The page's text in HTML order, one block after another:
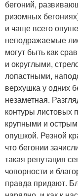
бегоний,
ризомных
и чаще всего
неподражаемые
могут быть как
и округлыми,
лопастными,
верхушка у одних
незаметная.
контуры листовых
крупными и
опушкой. Резной
что бегонии
такая репутация
чопорности и
правда придают.